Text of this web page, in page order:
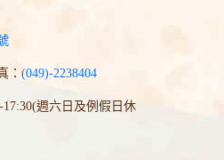
： (049)-2238404
17:30(週六日及例假日休